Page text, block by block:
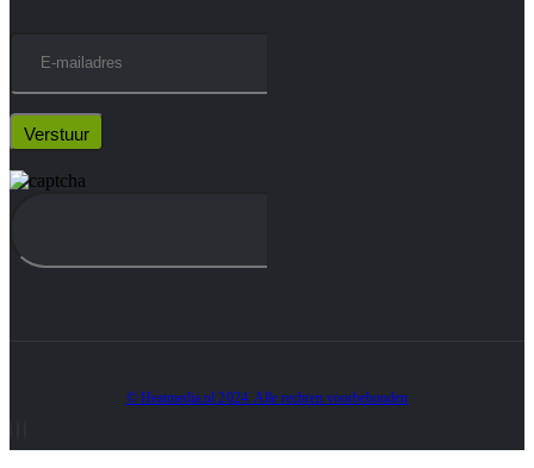
© Heatmedia.nl 2024. Alle rechten voorbehouden